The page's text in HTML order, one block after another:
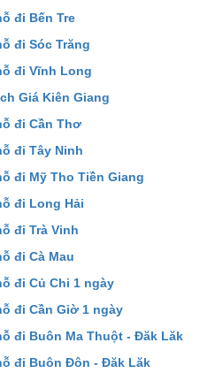
đi Bến Tre
đi Sóc Trăng
đi Vĩnh Long
Giá Kiên Giang
đi Cần Thơ
đi Tây Ninh
đi Mỹ Tho Tiền Giang
đi Long Hải
đi Trà Vinh
đi Cà Mau
đi Củ Chi 1 ngày
đi Cần Giờ 1 ngày
đi Buôn Ma Thuột - Đăk Lăk
đi Buôn Đôn - Đăk Lăk